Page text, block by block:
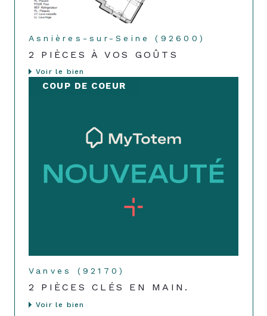
Asnières-sur-Seine (92600)
2 PIÈCES À VOS GOÛTS
Voir le bien
COUP DE COEUR
Vanves (92170)
2 PIÈCES CLÉS EN MAIN.
Voir le bien